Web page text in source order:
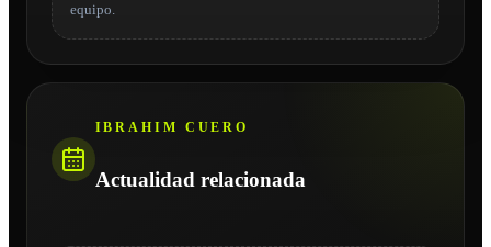
equipo.
IBRAHIM CUERO
Actualidad relacionada